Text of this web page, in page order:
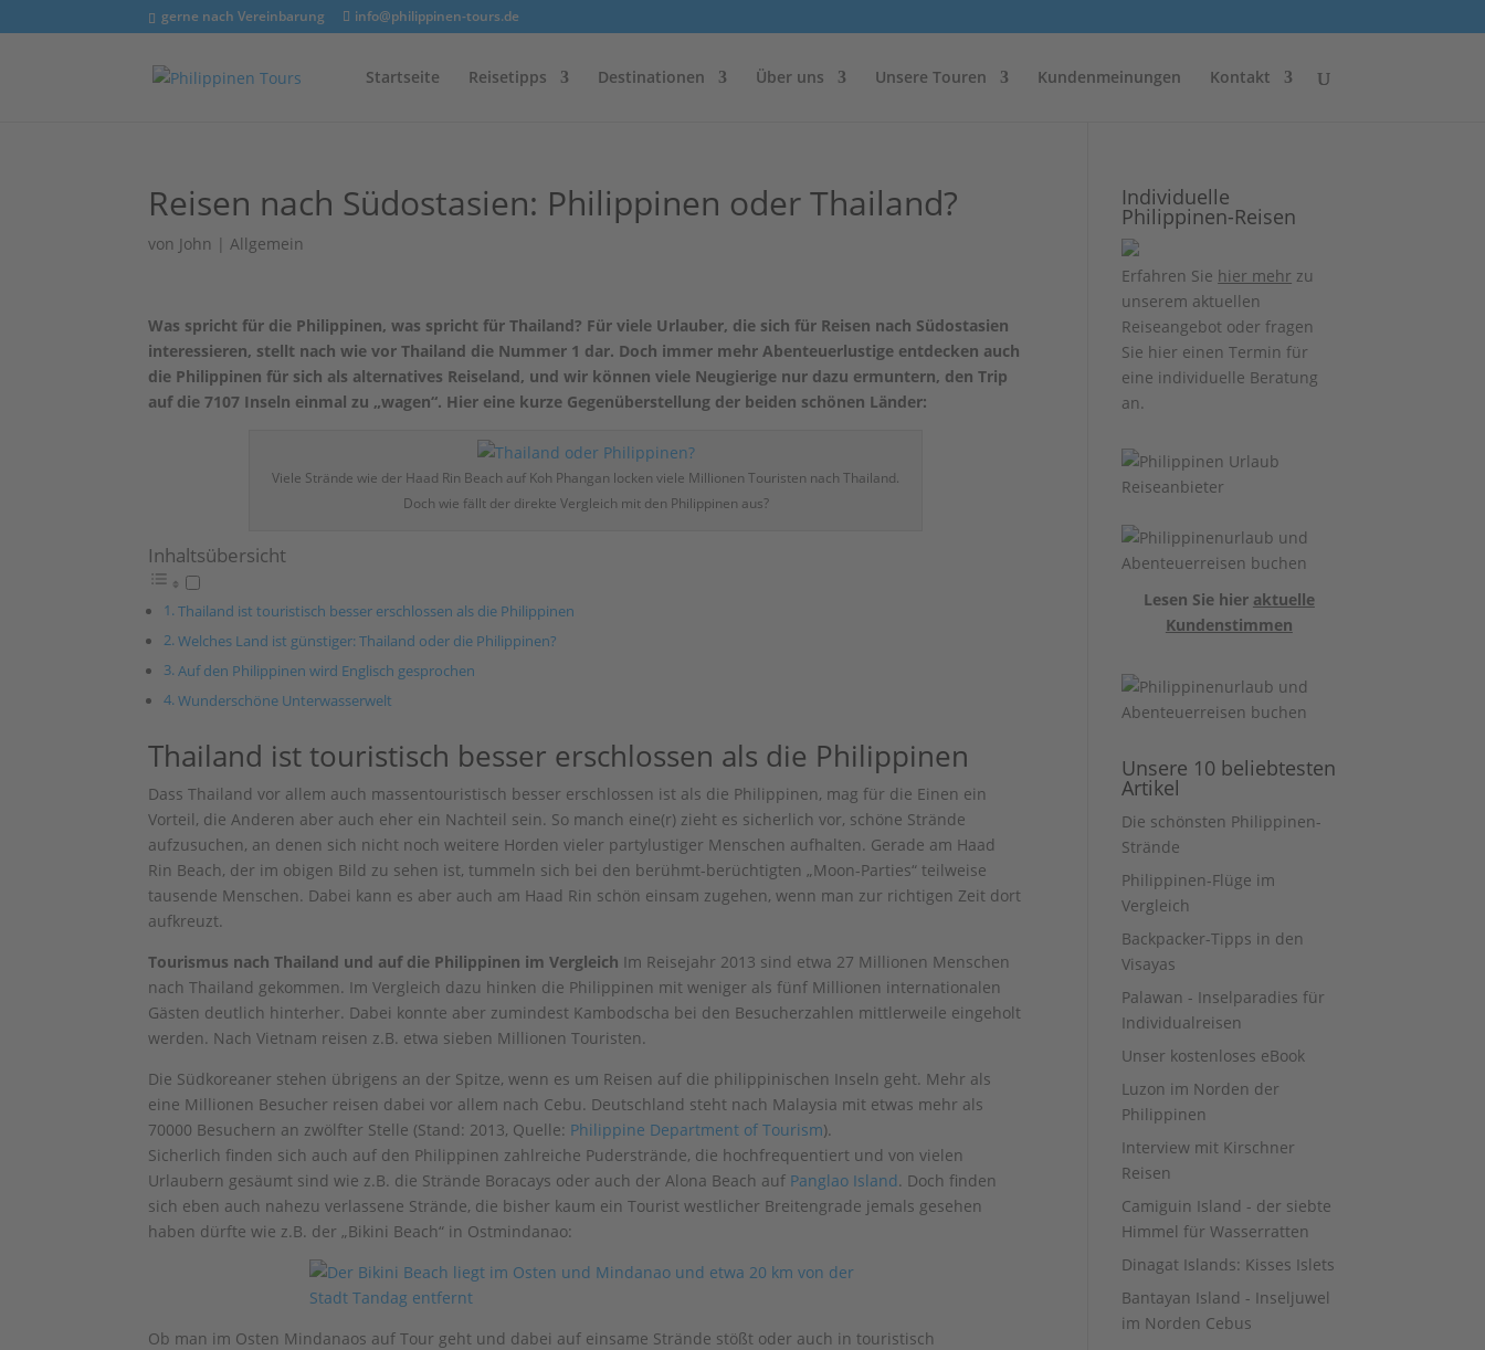
gerne nach Vereinbarung info@philippinen-tours.de
Startseite Reisetipps Destinationen Über uns Unsere Touren Kundenmeinungen Kontakt
Reisen nach Südostasien: Philippinen oder Thailand?
von John |Allgemein
Was spricht für die Philippinen, was spricht für Thailand? Für viele Urlauber, die sich für Reisen nach Südostasien
interessieren, stellt nach wie vor Thailand die Nummer 1 dar. Doch immer mehr Abenteuerlustige entdecken auch
die Philippinen für sich als alternatives Reiseland, und wir können viele Neugierige nur dazu ermuntern, den Trip
auf die 7107 Inseln einmal zu „wagen“. Hier eine kurze Gegenüberstellung der beiden schönen Länder:
Viele Strände wie der Haad Rin Beach auf Koh Phangan locken viele Millionen Touristen nach Thailand.
Doch wie fällt der direkte Vergleich mit den Philippinen aus?
Inhaltsübersicht
Thailand ist touristisch besser erschlossen als die Philippinen
Welches Land ist günstiger: Thailand oder die Philippinen?
Auf den Philippinen wird Englisch gesprochen
Wunderschöne Unterwasserwelt
Thailand ist touristisch besser erschlossen als die Philippinen
Dass Thailand vor allem auch massentouristisch besser erschlossen ist als die Philippinen, mag für die Einen ein
Vorteil, die Anderen aber auch eher ein Nachteil sein. So manch eine(r) zieht es sicherlich vor, schöne Strände
aufzusuchen, an denen sich nicht noch weitere Horden vieler partylustiger Menschen aufhalten. Gerade am Haad
Rin Beach, der im obigen Bild zu sehen ist, tummeln sich bei den berühmt-berüchtigten „Moon-Parties“ teilweise
tausende Menschen. Dabei kann es aber auch am Haad Rin schön einsam zugehen, wenn man zur richtigen Zeit dort
aufkreuzt.
Tourismus nach Thailand und auf die Philippinen im Vergleich Im Reisejahr 2013 sind etwa 27 Millionen Menschen
nach Thailand gekommen. Im Vergleich dazu hinken die Philippinen mit weniger als fünf Millionen internationalen
Gästen deutlich hinterher. Dabei konnte aber zumindest Kambodscha bei den Besucherzahlen mittlerweile eingeholt
werden. Nach Vietnam reisen z.B. etwa sieben Millionen Touristen.
Die Südkoreaner stehen übrigens an der Spitze, wenn es um Reisen auf die philippinischen Inseln geht. Mehr als
eine Millionen Besucher reisen dabei vor allem nach Cebu. Deutschland steht nach Malaysia mit etwas mehr als
70000 Besuchern an zwölfter Stelle (Stand: 2013, Quelle: Philippine Department of Tourism).
Sicherlich finden sich auch auf den Philippinen zahlreiche Puderstrände, die hochfrequentiert und von vielen
Urlaubern gesäumt sind wie z.B. die Strände Boracays oder auch der Alona Beach auf Panglao Island. Doch finden
sich eben auch nahezu verlassene Strände, die bisher kaum ein Tourist westlicher Breitengrade jemals gesehen
haben dürfte wie z.B. der „Bikini Beach“ in Ostmindanao:
Ob man im Osten Mindanaos auf Tour geht und dabei auf einsame Strände stößt oder auch in touristisch
Individuelle
Philippinen-Reisen
Erfahren Sie hier mehr zu
unserem aktuellen
Reiseangebot oder fragen
Sie hier einen Termin für
eine individuelle Beratung
an.
Lesen Sie hier aktuelle
Kundenstimmen
Unsere 10 beliebtesten
Artikel
Die schönsten Philippinen-
Strände
Philippinen-Flüge im
Vergleich
Backpacker-Tipps in den
Visayas
Palawan - Inselparadies für
Individualreisen
Unser kostenloses eBook
Luzon im Norden der
Philippinen
Interview mit Kirschner
Reisen
Camiguin Island - der siebte
Himmel für Wasserratten
Dinagat Islands: Kisses Islets
Bantayan Island - Inseljuwel
im Norden Cebus